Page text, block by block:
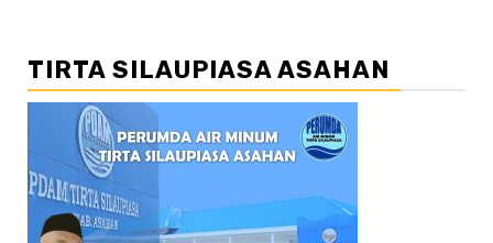
TIRTA SILAUPIASA ASAHAN